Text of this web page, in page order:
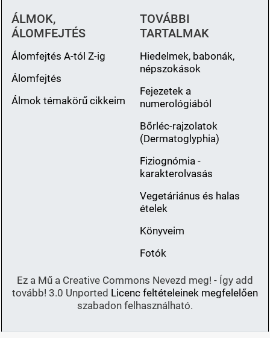
ÁLMOK,
ÁLOMFEJTÉS
Álomfejtés A-tól Z-ig
Álomfejtés
Álmok témakörű cikkeim
TOVÁBBI
TARTALMAK
Hiedelmek, babonák,
népszokások
Fejezetek a
numerológiából
Bőrléc-rajzolatok
(Dermatoglyphia)
Fiziognómia -
karakterolvasás
Vegetáriánus és halas
ételek
Könyveim
Fotók
Ez a Mű a Creative Commons Nevezd meg! - Így add
tovább! 3.0 Unported Licenc feltételeinek megfelelően
szabadon felhasználható.